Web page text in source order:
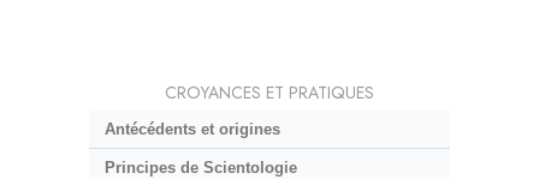
CROYANCES ET PRATIQUES
Antécédents et origines
Principes de Scientologie